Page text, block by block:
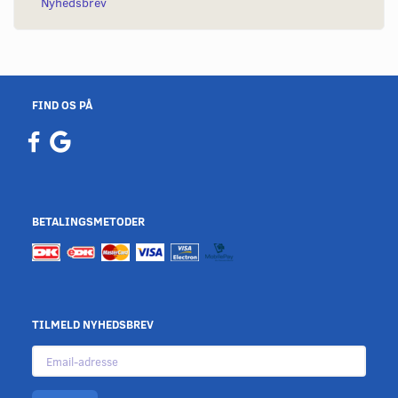
FIND OS PÅ
BETALINGSMETODER
TILMELD NYHEDSBREV
Email-
adresse